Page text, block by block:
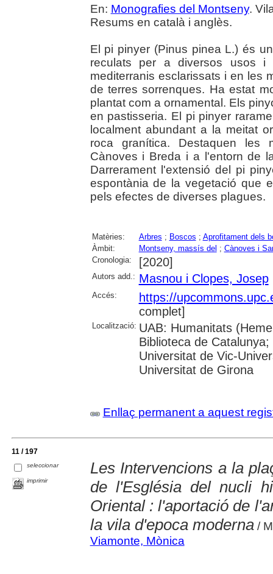
En: Monografies del Montseny.
Resums en català i anglès.
El pi pinyer (Pinus pinea L.) és
reculats per a diversos usos i
mediterranis esclarissats i en les
de terres sorrenques. Ha estat
plantat com a ornamental. Els
en pastisseria. El pi pinyer
localment abundant a la meitat
roca granítica. Destaquen
Cànoves i Breda i a l'entorn de
Darrerament l'extensió del pi
espontània de la vegetació que
pels efectes de diverses plagues.
Matèries: Arbres ; Boscos ; Aprofitament dels
Àmbit:
Montseny, massís del ; Cànoves i
Cronologia:
[2020]
Autors add.: Masnou i Clopes, Josep
Accés:
https://
complet]
Localització: UAB: Humanitats
Biblioteca de
Universitat de Vic-
Universitat de Girona
Enllaç permanent a aquest
11 / 197
seleccionar
imprimir
Les Intervencions a la
de l'Església del nucli
Oriental : l'aportació de
la vila d'epoca moderna/
Viamonte, Mònica